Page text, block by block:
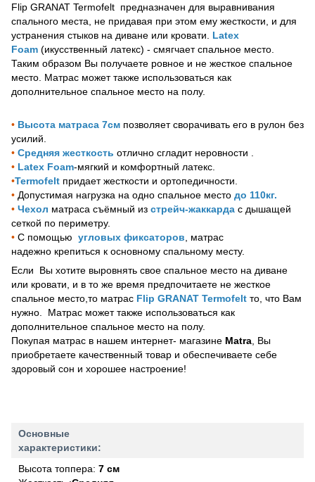
Flip GRANAT Termofelt предназначен для выравнивания
спального места, не придавая при этом ему жесткости, и для
устранения стыков на диване или кровати. Latex
Foam (икусственный латекс) - смягчает спальное место.
Таким образом Вы получаете ровное и не жесткое спальное
место. Матрас может также использоваться как
дополнительное спальное место на полу.
• Высота матраса 7см позволяет сворачивать его в рулон без
усилий.
• Средняя жесткость отлично сгладит неровности .
• Latex Foam-мягкий и комфортный латекс.
•Termofelt придает жесткости и ортопедичности.
• Допустимая нагрузка на одно спальное место до 110кг.
• Чехол матраса съёмный из стрейч-жаккарда с дышащей
сеткой по периметру.
• С помощью угловых фиксаторов , матрас
надежно крепиться к основному спальному месту.
Если Вы хотите выровнять свое спальное место на диване
или кровати, и в то же время предпочитаете не жесткое
спальное место,то матрас Flip GRANAT Termofelt то, что Вам
нужно. Матрас может также использоваться как
дополнительное спальное место на полу.
Покупая матрас в нашем интернет- магазине Мatra , Вы
приобретаете качественный товар и обеспечиваете себе
здоровый сон и хорошее настроение!
Основные
характеристики:
Высота топпера: 7 см